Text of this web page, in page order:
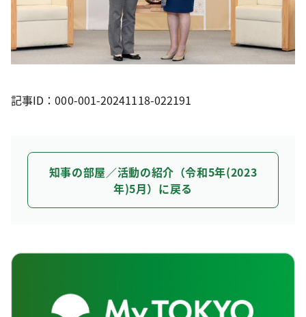
記事ID：000-001-20241118-022191
知事の部屋／活動の紹介（令和5年(2023
年)5月）に戻る